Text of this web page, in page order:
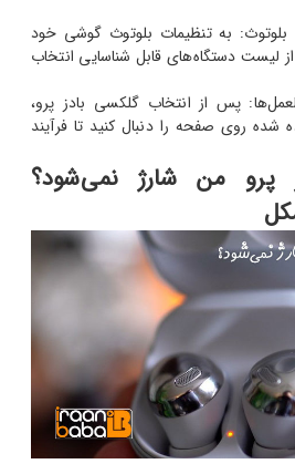
به تنظیمات بلوتوث گوشی خود
لیست دستگاه‌های قابل شناسایی انتخاب
پس از انتخاب گلکسی بادز پرو،
شده روی صفحه را دنبال کنید تا فرآیند
پرو من شارژ نمی‌شود؟